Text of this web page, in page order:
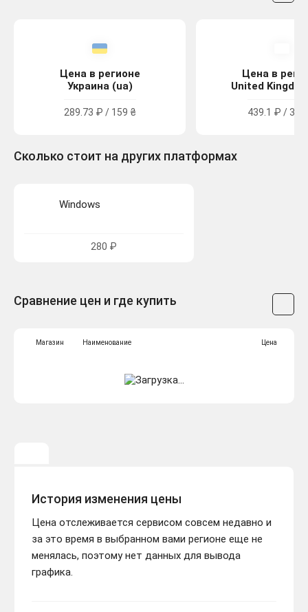
Цена в регионе
Украина (ua)
289.73 ₽ / 159 ₴
Цена в
United
439.1 ₽ /
Сколько стоит на других платформах
Windows
280 ₽
Сравнение цен и где купить
Магазин Наименование Цена
История изменения цены
Цена отслеживается сервисом совсем недавно и
за это время в выбранном вами регионе еще не
менялась, поэтому нет данных для вывода
графика.